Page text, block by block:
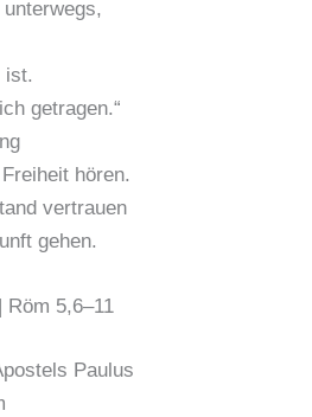
ist.
getragen.“
hören.
vertrauen
gehen.
Röm 5,6–11
Paulus